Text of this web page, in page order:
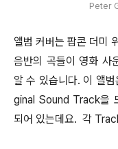
Peter
앨범 커버는 팝콘 더미
음반의 곡들이 영화 사
알 수 있습니다. 이 앨
ginal Sound Track을
되어 있는데요. 각